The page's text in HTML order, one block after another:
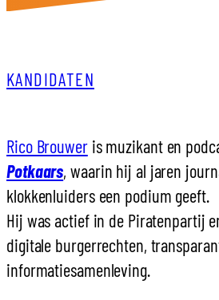
KANDIDATEN
Rico Brouweris muzikant en
Potkaars, waarin hij al jaren
klokkenluiders een podium geeft.
Hij was actief in de Piratenpartij
digitale burgerrechten,
informatiesamenleving.